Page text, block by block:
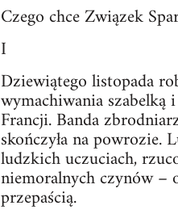
Czego chce Związek
I
Dziewiątego listopada
wymachiwania szabelką
Francji. Banda
skończyła na
ludzkich uczuciach,
niemoralnych czynów –
przepaścią.